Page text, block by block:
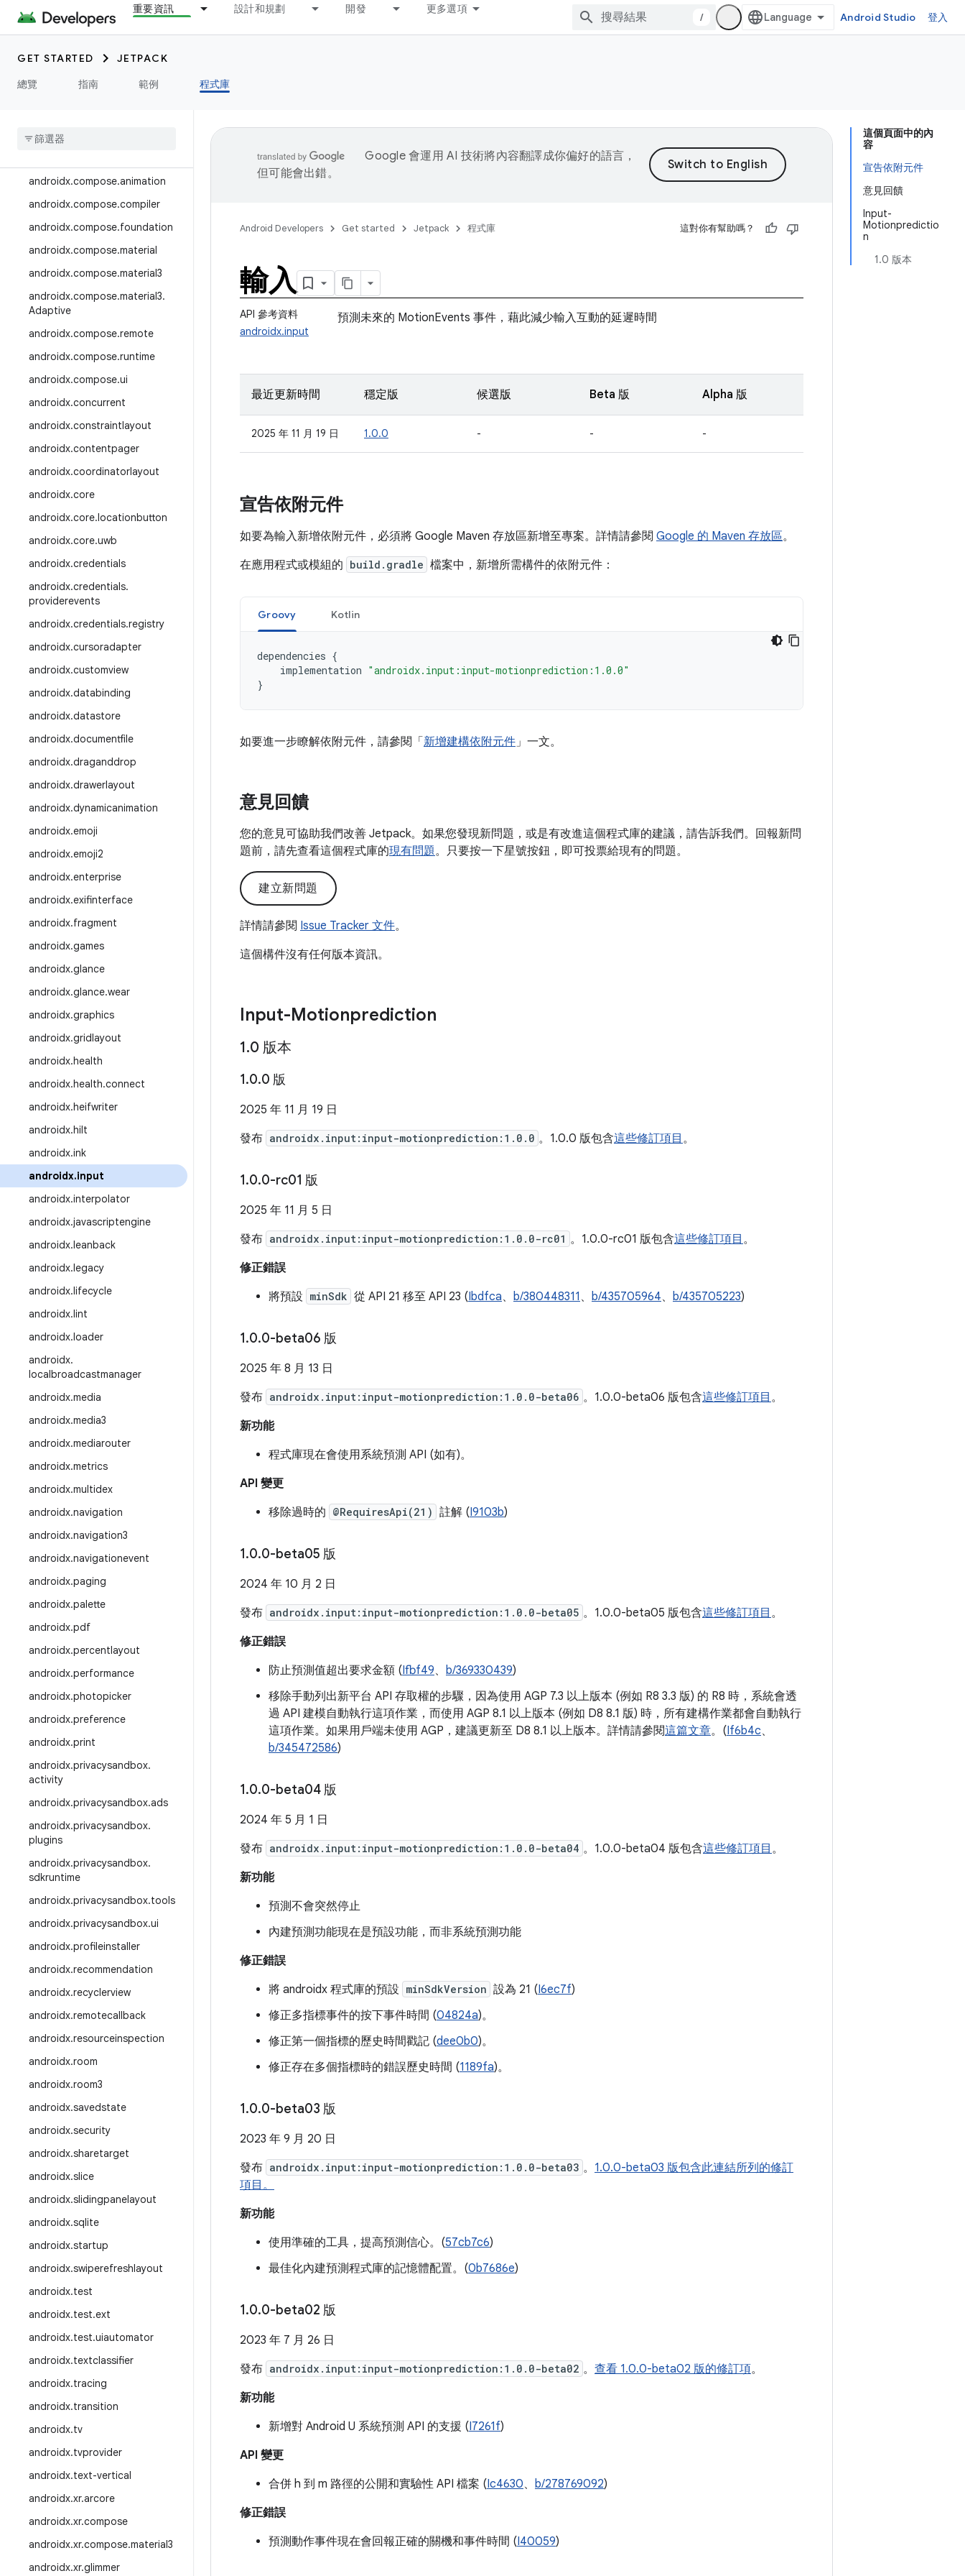
重要資訊 設計和規劃 開發 更多選項
/ Android Studio 登入
GET STARTED
JETPACK
總覽
指南 範例 程式庫
androidx.camera.media3
androidx.car
androidx.car.app
androidx
androidx.compose.animation
androidx.compose.compiler
androidx.compose.foundation
androidx.compose.material
androidx.compose.material3
androidx.compose.material3.
Adaptive
androidx.compose.remote
androidx.compose.runtime
androidx.compose.ui
androidx.concurrent
androidx.constraintlayout
androidx.contentpager
androidx.coordinatorlayout
androidx.core
androidx.core.locationbutton
androidx.core.uwb
androidx.credentials
androidx.credentials.
providerevents
androidx.credentials.registry
androidx.cursoradapter
androidx.customview
androidx.databinding
androidx.datastore
androidx.documentfile
androidx.draganddrop
androidx.drawerlayout
androidx.dynamicanimation
androidx.emoji
androidx.emoji2
androidx.enterprise
androidx.exifinterface
androidx.fragment
androidx.games
androidx.glance
androidx.glance.wear
androidx.graphics
androidx.gridlayout
androidx.health
androidx.health.connect
androidx.heifwriter
androidx.hilt
androidx.ink
androidx.input
androidx.interpolator
androidx.javascriptengine
androidx.leanback
androidx.legacy
androidx.lifecycle
androidx.lint
androidx.loader
androidx.
localbroadcastmanager
androidx.media
androidx.media3
androidx.mediarouter
androidx.metrics
androidx.multidex
androidx.navigation
androidx.navigation3
androidx.navigationevent
androidx.paging
androidx.palette
androidx.pdf
androidx.percentlayout
androidx.performance
androidx.photopicker
androidx.preference
androidx.print
androidx.privacysandbox.
activity
androidx.privacysandbox.ads
androidx.privacysandbox.
plugins
androidx.privacysandbox.
sdkruntime
androidx.privacysandbox.tools
androidx.privacysandbox.ui
androidx.profileinstaller
androidx.recommendation
androidx.recyclerview
androidx.remotecallback
androidx.resourceinspection
androidx.room
androidx.room3
androidx.savedstate
androidx.security
androidx.sharetarget
androidx.slice
androidx.slidingpanelayout
androidx.sqlite
androidx.startup
androidx.swiperefreshlayout
androidx.test
androidx.test.ext
androidx.test.uiautomator
androidx.textclassifier
androidx.tracing
androidx.transition
androidx.tv
androidx.tvprovider
androidx.text-vertical
androidx.xr.arcore
androidx.xr.compose
androidx.xr.compose.material3
androidx.xr.glimmer
這個頁面中的內
容
宣告依附元件
意見回饋
Input-
Motionpredictio
n
1.0 版本
Google 會運用 AI 技術將內容翻譯成你偏好的語言，
但可能會出錯。
Android Developers Get started Jetpack 程式庫 這對你有幫助嗎？
輸入
API 參考資料
androidx.input
預測未來的 MotionEvents 事件，藉此減少輸入互動的延遲時間
最近更新時間 穩定版 候選版 Beta 版 Alpha 版
2025 年 11 月 19 日 1.0.0 - - -
宣告依附元件
如要為輸入新增依附元件，必須將 Google Maven 存放區新增至專案。詳情請參閱 Google 的 Maven 存放區。
在應用程式或模組的 build.gradle 檔案中，新增所需構件的依附元件：
Groovy Kotlin
dependencies {
implementation "androidx.input:input-motionprediction:1.0.0"
}
如要進一步瞭解依附元件，請參閱「 新增建構依附元件」一文。
意見回饋
您的意見可協助我們改善 Jetpack。如果您發現新問題，或是有改進這個程式庫的建議，請告訴我們。回報新問
題前，請先查看這個程式庫的現有問題。只要按一下星號按鈕，即可投票給現有的問題。
建立新問題
詳情請參閱 Issue Tracker 文件。
這個構件沒有任何版本資訊。
Input-Motionprediction
1.0 版本
1.0.0 版
2025 年 11 月 19 日
發布 androidx.input:input-motionprediction:1.0.0 。1.0.0 版包含這些修訂項目 。
1.0.0-rc01 版
2025 年 11 月 5 日
發布 androidx.input:input-motionprediction:1.0.0-rc01 。1.0.0-rc01 版包含這些修訂項目 。
修正錯誤
將預設 minSdk 從 API 21 移至 API 23 (Ibdfca、 b/380448311 、 b/435705964、 b/435705223)
1.0.0-beta06 版
2025 年 8 月 13 日
發布 androidx.input:input-motionprediction:1.0.0-beta06 。1.0.0-beta06 版包含這些修訂項目 。
新功能
程式庫現在會使用系統預測 API (如有)。
API 變更
移除過時的 @RequiresApi(21) 註解 (I9103b)
1.0.0-beta05 版
2024 年 10 月 2 日
發布 androidx.input:input-motionprediction:1.0.0-beta05 。1.0.0-beta05 版包含這些修訂項目 。
修正錯誤
防止預測值超出要求金額 (Ifbf49、 b/369330439)
移除手動列出新平台 API 存取權的步驟，因為使用 AGP 7.3 以上版本 (例如 R8 3.3 版) 的 R8 時，系統會透
過 API 建模自動執行這項作業，而使用 AGP 8.1 以上版本 (例如 D8 8.1 版) 時，所有建構作業都會自動執行
這項作業。如果用戶端未使用 AGP，建議更新至 D8 8.1 以上版本。詳情請參閱這篇文章。(If6b4c、
b/345472586)
1.0.0-beta04 版
2024 年 5 月 1 日
發布 androidx.input:input-motionprediction:1.0.0-beta04 。1.0.0-beta04 版包含這些修訂項目 。
新功能
預測不會突然停止
內建預測功能現在是預設功能，而非系統預測功能
修正錯誤
將 androidx 程式庫的預設 minSdkVersion 設為 21 (I6ec7f)
修正多指標事件的按下事件時間 (04824a)。
修正第一個指標的歷史時間戳記 (dee0b0)。
修正存在多個指標時的錯誤歷史時間 (1189fa)。
1.0.0-beta03 版
2023 年 9 月 20 日
發布 androidx.input:input-motionprediction:1.0.0-beta03 。 1.0.0-beta03 版包含此連結所列的修訂
項目。
新功能
使用準確的工具，提高預測信心。(57cb7c6)
最佳化內建預測程式庫的記憶體配置。(0b7686e)
1.0.0-beta02 版
2023 年 7 月 26 日
發布 androidx.input:input-motionprediction:1.0.0-beta02 。 查看 1.0.0-beta02 版的修訂項。
新功能
新增對 Android U 系統預測 API 的支援 (I7261f)
API 變更
合併 h 到 m 路徑的公開和實驗性 API 檔案 (Ic4630、 b/278769092)
修正錯誤
預測動作事件現在會回報正確的關機和事件時間 (I40059)